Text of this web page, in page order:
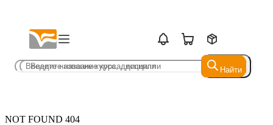
Найти
Найти
NOT FOUND 404